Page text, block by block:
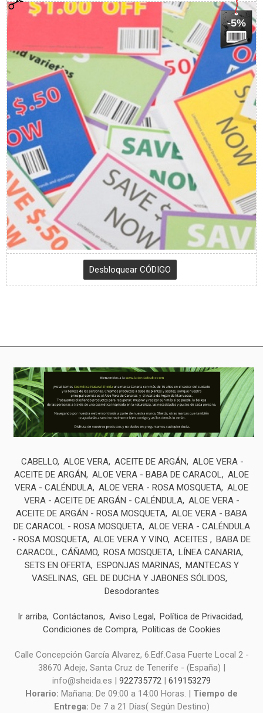
-5%
CABELLO ALOE VERA ACEITE DE ARGÁN
ALOE VERA -
ACEITE DE ARGÁN
ALOE VERA - BABA DE CARACOL ALOE
VERA - CALÉNDULA ALOE VERA - ROSA MOSQUETA ALOE
VERA - ACEITE DE ARGÁN - CALÉNDULA ALOE VERA -
ACEITE DE ARGÁN - ROSA MOSQUETA ALOE VERA - BABA
DE CARACOL - ROSA MOSQUETA ALOE VERA - CALÉNDULA
- ROSA MOSQUETA ALOE VERA Y VINO ACEITES
BABA DE
CARACOL CÁÑAMO ROSA MOSQUETA
LÍNEA CANARIA
SETS EN OFERTA
ESPONJAS MARINAS
MANTECAS Y
VASELINAS
GEL DE DUCHA Y JABONES SÓLIDOS
Desodorantes
Ir arriba Contáctanos Aviso Legal
Política de Privacidad
Condiciones de Compra
Políticas de Cookies
Calle Concepción García Alvarez, 6.Edf.Casa Fuerte Local 2 -
38670 Adeje, Santa Cruz de Tenerife - (España) |
info@sheida.es | 922735772
619153279
Horario: Mañana: De 09:00 a 14:00 Horas. | Tiempo de
Entrega: De 7 a 21 Días( Según Destino)